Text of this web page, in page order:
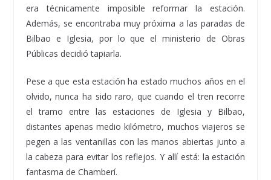
era técnicamente imposible reformar la estación.
Además, se encontraba muy próxima a las paradas de
Bilbao e Iglesia, por lo que el ministerio de Obras
Públicas decidió tapiarla.
Pese a que esta estación ha estado muchos años en el
olvido, nunca ha sido raro, que cuando el tren recorre
el tramo entre las estaciones de Iglesia y Bilbao,
distantes apenas medio kilómetro, muchos viajeros se
pegen a las ventanillas con las manos abiertas junto a
la cabeza para evitar los reflejos. Y allí está: la estación
fantasma de Chamberí.